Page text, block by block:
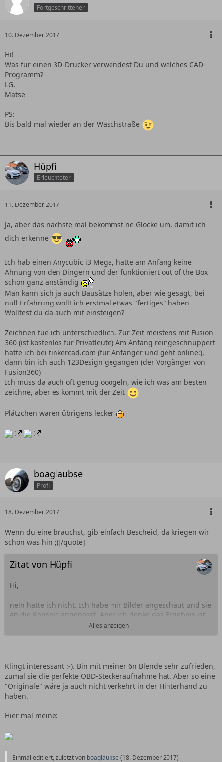
Fortgeschrittener
10. Dezember 2017
Hi!
Was für einen 3D-Drucker verwendest Du und welches CAD-
Programm?
LG,
Matse
PS:
Bis bald mal wieder an der Waschstraße
Hüpfi
Erleuchteter
11. Dezember 2017
Ja, aber das nächste mal bekommst ne Glocke um, damit ich
dich erkenne
Ich hab einen Anycubic i3 Mega, hatte am Anfang keine
Ahnung von den Dingern und der funktioniert out of the Box
schon ganz anständig
Man kann sich ja auch Bausätze holen, aber wie gesagt, bei
null Erfahrung wollt ich erstmal etwas "fertiges" haben.
Wolltest du da auch mit einsteigen?
Zeichnen tue ich unterschiedlich. Zur Zeit meistens mit Fusion
360 (ist kostenlos für Privatleute) Am Anfang reingeschnuppert
hatte ich bei tinkercad.com (für Anfänger und geht online:),
dann bin ich auch 123Design gegangen (der Vorgänger von
Fusion360)
Ich muss da auch oft genug ooogeln, wie ich was am besten
zeichne, aber es kommt mit der Zeit
Plätzchen waren übrigens lecker
boaglaubse
Profi
18. Dezember 2017
Wenn du eine brauchst, gib einfach Bescheid, da kriegen wir
schon was hin ;)[/quote]
Zitat von Hüpfi
Hi,
nein hatte ich nicht. Ich habe mir Bilder angeschaut und sie
an die Konsole angepasst. Aber ich denke das Ergebnis ist
Ich könnte sie auch noch umgestallten z.B. für andere
Schalter und Anzeigen. Ich habe nur einen 2 Türer und
weiß ich auch noch nicht
Es gibt im Netz 2-3 Leute die die Blende auch als 3D Druck
anbieten, die passen meiner Meinung nach ganz schlecht,
Da sieht man Spaltmaße von 5 -7mm am oberen und
Wenn du eine brauchst, gib einfach Bescheid, da kriegen
wir schon was hin
Alles anzeigen
Klingt interessant :-). Bin mit meiner 6n Blende sehr zufrieden,
zumal sie die perfekte OBD-Steckeraufnahme hat. Aber so eine
"Originale" wäre ja auch nicht verkehrt in der Hinterhand zu
haben.
Hier mal meine:
Einmal editiert, zuletzt von boaglaubse (18. Dezember 2017)